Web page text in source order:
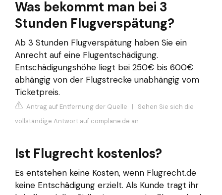
Was bekommt man bei 3
Stunden Flugverspätung?
Ab 3 Stunden Flugverspätung haben Sie ein
Anrecht auf eine Flugentschädigung.
Entschädigungshöhe liegt bei 250€ bis 600€
abhängig von der Flugstrecke unabhängig vom
Ticketpreis.
Antrag auf Entfernung der Quelle | Sehen Sie sich die
vollständige Antwort auf complane.de an
Ist Flugrecht kostenlos?
Es entstehen keine Kosten, wenn Flugrecht.de
keine Entschädigung erzielt. Als Kunde tragt ihr